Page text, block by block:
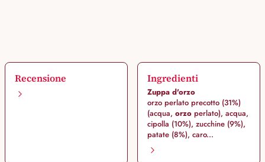
Recensione Ingredienti
Zuppa d'orzo
orzo perlato precotto (31%)
(acqua, orzoperlato), acqua,
cipolla (10%), zucchine (9%),
patate (8%), caro...